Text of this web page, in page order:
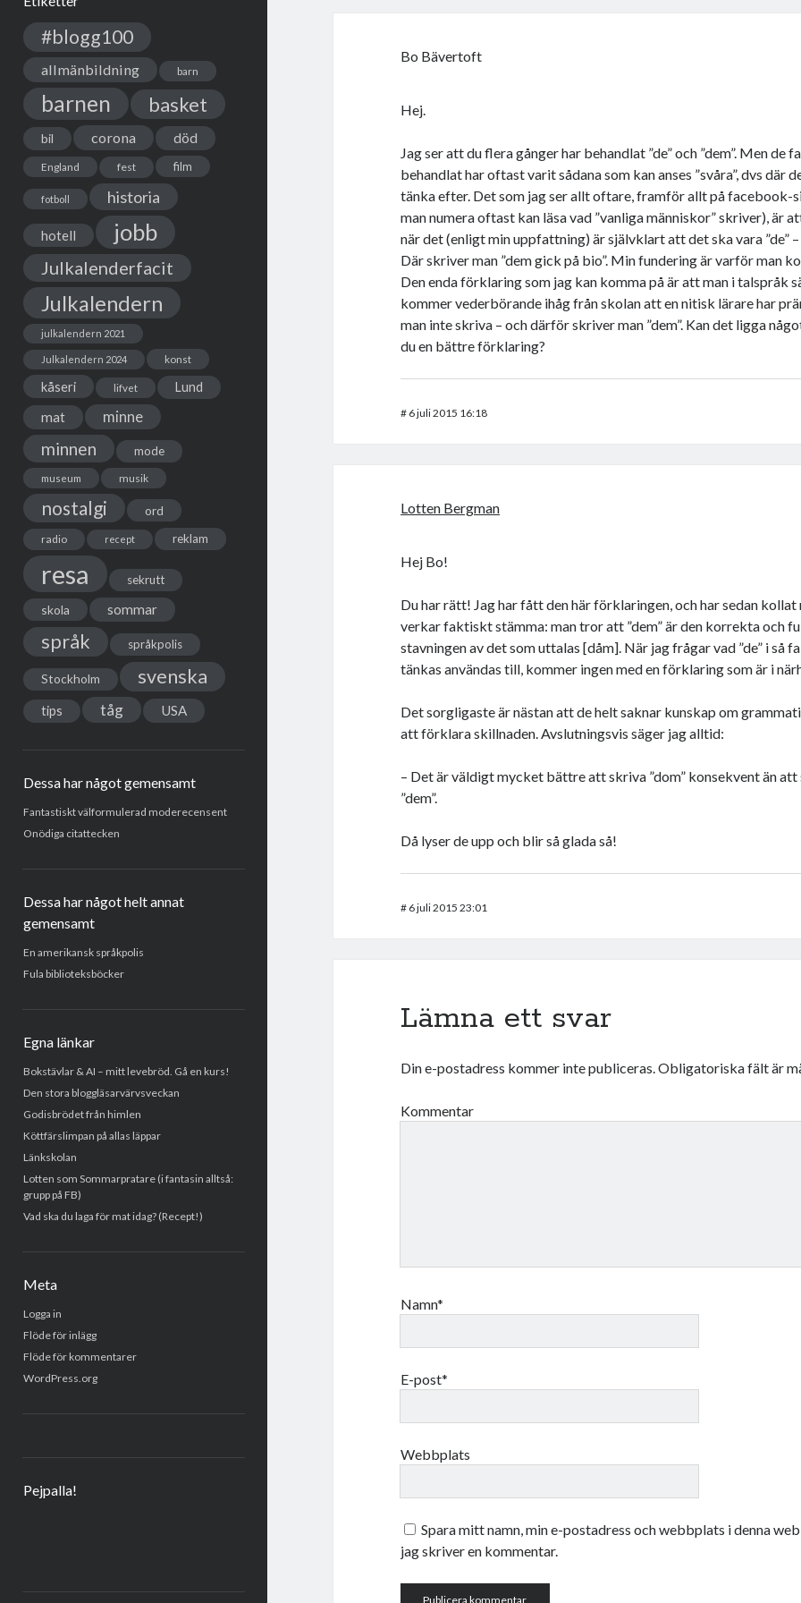
#blogg100
allmänbildning barn
barnen basket
bil corona död
England fest film
fotboll historia
hotell jobb
Julkalenderfacit
Julkalendern
julkalendern 2021
Julkalendern 2024 konst
kåseri lifvet Lund
mat minne
minnen mode
museum musik
nostalgi ord
radio recept reklam
resa sekrutt
skola sommar
språk språkpolis
Stockholm svenska
tips tåg USA
Dessa har något gemensamt
Fantastiskt välformulerad moderecensent
Onödiga citattecken
Dessa har något helt annat
gemensamt
En amerikansk språkpolis
Fula biblioteksböcker
Egna länkar
Bokstävlar & AI – mitt levebröd. Gå en kurs!
Den stora bloggläsarvärvsveckan
Godisbrödet från himlen
Köttfärslimpan på allas läppar
Länkskolan
Lotten som Sommarpratare (i fantasin alltså:
grupp på FB)
Vad ska du laga för mat idag? (Recept!)
Meta
Logga in
Flöde för inlägg
Flöde för kommentarer
WordPress.org
Pejpalla!
Bo Bävertoft
Hej.
Jag ser att du flera gånger har behandlat ”de” och ”dem”. Men de
behandlat har oftast varit sådana som kan anses ”svåra”, dvs där
tänka efter. Det som jag ser allt oftare, framför allt på facebook-
man numera oftast kan läsa vad ”vanliga människor” skriver), är
när det (enligt min uppfattning) är självklart att det ska vara ”de” –
Där skriver man ”dem gick på bio”. Min fundering är varför man
Den enda förklaring som jag kan komma på är att man i talspråk
kommer vederbörande ihåg från skolan att en nitisk lärare har
man inte skriva – och därför skriver man ”dem”. Kan det ligga
du en bättre förklaring?
# 6 juli 2015 16:18
Lotten Bergman
Hej Bo!
Du har rätt! Jag har fått den här förklaringen, och har sedan
verkar faktiskt stämma: man tror att ”dem” är den korrekta och
stavningen av det som uttalas [dåm]. När jag frågar vad ”de” i så
tänkas användas till, kommer ingen med en förklaring som är i
Det sorgligaste är nästan att de helt saknar kunskap om
att förklara skillnaden. Avslutningsvis säger jag alltid:
– Det är väldigt mycket bättre att skriva ”dom” konsekvent än att
”dem”.
Då lyser de upp och blir så glada så!
# 6 juli 2015 23:01
Lämna ett svar
Din e-postadress kommer inte publiceras.Obligatoriska fält är
Kommentar
Namn*
E-post*
Webbplats
Spara mitt namn, min e-postadress och webbplats i denna
jag skriver en kommentar.